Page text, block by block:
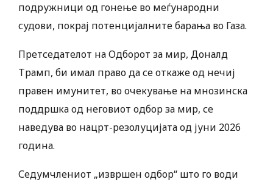
подружници од гонење во меѓународни
судови, покрај потенцијалните барања во Газа.
Претседателот на Одборот за мир, Доналд
Трамп, би имал право да се откаже од нечиј
правен имунитет, во очекување на мнозинска
поддршка од неговиот одбор за мир, се
наведува во нацрт-резолуцијата од јуни 2026
година.
Седумчлениот „извршен одбор“ што го води